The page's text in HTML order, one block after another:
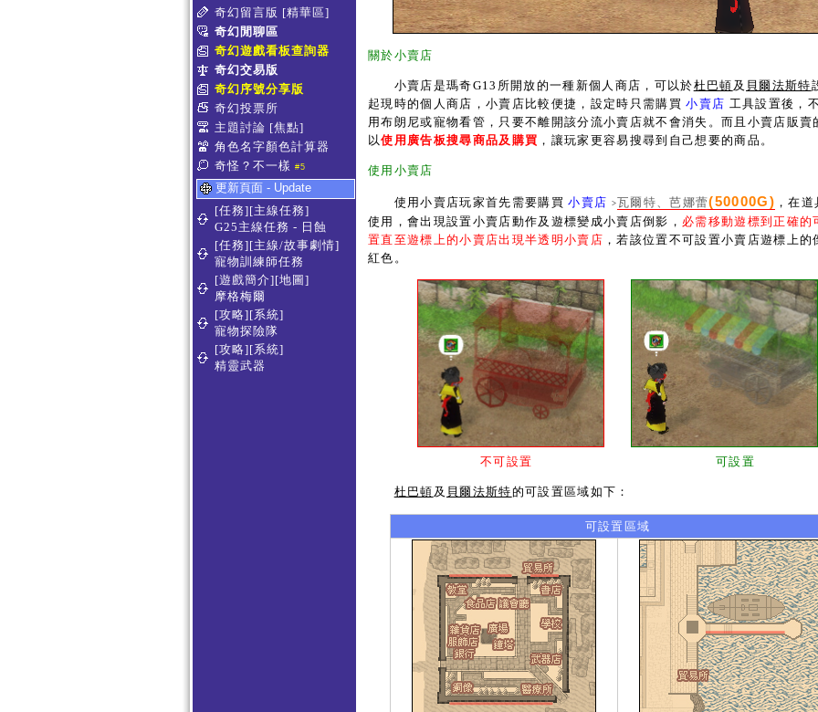
奇幻留言版 [精華區]
奇幻閒聊區
奇幻遊戲看板查詢器
奇幻交易版
奇幻序號分享版
奇幻投票所
主題討論 [焦點]
角色名字顏色計算器
奇怪？不一樣 #5
更新頁面 - Update
[任務][主線任務]
G25主線任務 - 日蝕
[任務][主線/故事劇情]
寵物訓練師任務
[遊戲簡介][地圖]
摩格梅爾
[攻略][系統]
寵物探險隊
[攻略][系統]
精靈武器
關於小賣店
小賣店是瑪奇G13所開放的一種新個人商店，可以於杜巴頓 及 貝爾法斯特
起現時的個人商店，小賣店比較便捷，設定時只需購買小賣店 工具設置後，
用布朗尼或寵物看管，只要不離開該分流小賣店就不會消失。而且小賣店販賣
以使用廣告板搜尋商品及購買 ，讓玩家更容易搜尋到自己想要的商品。
使用小賣店
使用小賣店玩家首先需要購買小賣店 >瓦爾特、芭娜蕾(50000G) ，在
使用，會出現設置小賣店動作及遊標變成小賣店倒影， 必需移動遊標到正確的
置直至遊標上的小賣店出現半透明小賣店 ，若該位置不可設置小賣店遊標上的
紅色。
不可設置 可設置
杜巴頓 及 貝爾法斯特的可設置區域如下：
可設置區域